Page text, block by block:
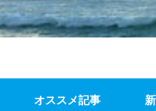
オススメ記事